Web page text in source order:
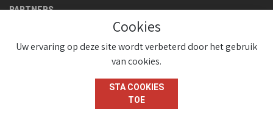
PARTNERS
© JazzInBelgium 2026 ( Version 1.1.2)
Cookies
Uw ervaring op deze site wordt verbeterd door het gebruik
van cookies.
STA COOKIES
TOE